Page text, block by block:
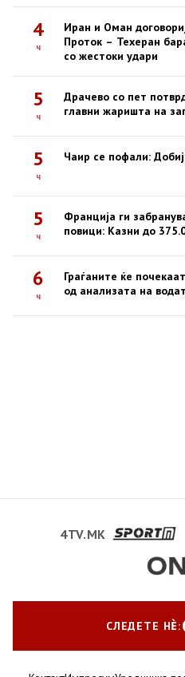
4
ч
Иран и Оман
Проток – Техеран
со жестоки удари
5
ч
Драчево со пет
главни жаришта на
5
ч
Чаир се пофали:
5
ч
Франција ги
повици: Казни до
6
ч
Граѓаните ќе
од анализата на
4TV.MK
СЛЕДЕТЕ НЀ: